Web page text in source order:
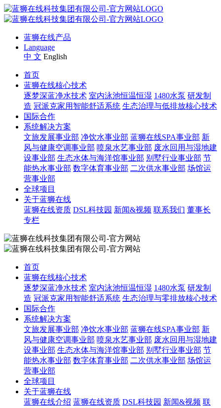
蓝狮在线产品
Language
中 文 English
首页
蓝狮在线核心技术
逐梦深蓝净水技术 室内泳池恒温恒湿 1480水泵 研发制
造 冠派克家用智能舒适系统 生态治理与低排放核心技术
国际合作
系统解决方案
文旅发展事业部 净饮水事业部 蓝狮在线SPA事业部 新
风与健康空调事业部 喷泉水艺事业部 废水回用与湿地建
设事业部 生态水体与海洋馆事业部 别墅行业事业部 节
能热水事业部 数字体育事业部 二次供水事业部 场馆运
营事业部
全球项目
关于蓝狮在线
蓝狮在线资质 DSL科技园 新闻&视频 联系我们 董事长
专栏
首页
蓝狮在线核心技术
逐梦深蓝净水技术 室内泳池恒温恒湿 1480水泵 研发制
造 冠派克家用智能舒适系统 生态治理与零排放核心技术
国际合作
系统解决方案
文旅发展事业部 净饮水事业部 蓝狮在线SPA事业部 新
风与健康空调事业部 喷泉水艺事业部 废水回用与湿地建
设事业部 生态水体与海洋馆事业部 别墅行业事业部 节
能热水事业部 数字体育事业部 二次供水事业部 场馆运
营事业部
全球项目
关于蓝狮在线
蓝狮在线介绍 蓝狮在线资质 DSL科技园 新闻&视频 联